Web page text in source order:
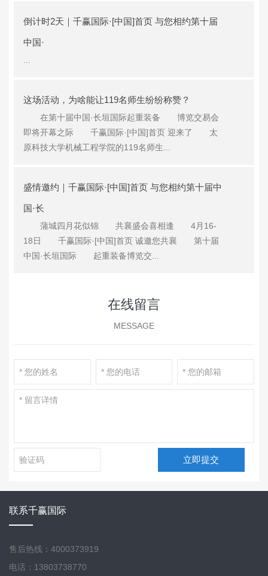
倒计时2天｜千赢国际·[中国]首页 与您相约第十届
中国·
...
这场活动，为啥能让119名师生纷纷称赞？
在第十届中国·长垣国际起重装备 博览交易会
即将开幕之际 千赢国际·[中国]首页 迎来了 太
原科技大学机械工程学院的119名师生...
盛情邀约｜千赢国际·[中国]首页 与您相约第十届中
国·长
蒲城四月花似锦 共襄盛会喜相逢 4月16-
18日 千赢国际·[中国]首页 诚邀您共襄 第十届
中国·长垣国际 起重装备博览交...
在线留言
MESSAGE
立即提交
联系千赢国际
售后热线：4000373919
电话：13803738770